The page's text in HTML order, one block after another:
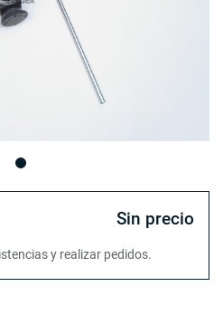
Sin precio
y realizar pedidos.